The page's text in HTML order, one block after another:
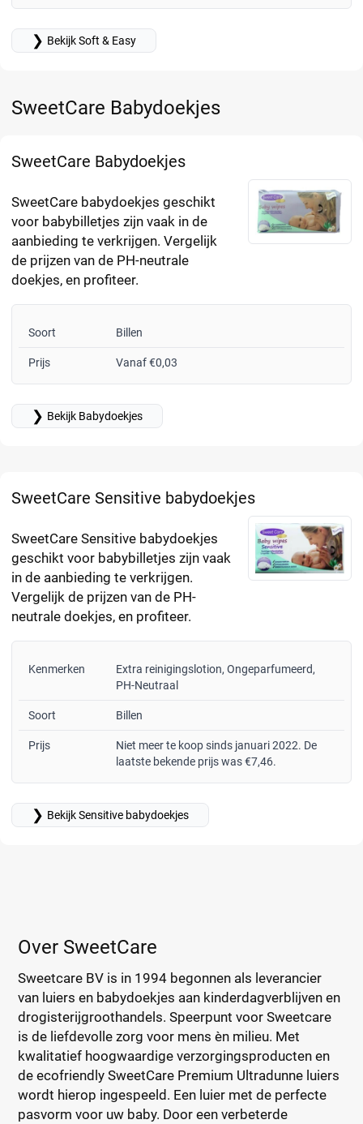
❯ Bekijk Soft & Easy
SweetCare Babydoekjes
SweetCare Babydoekjes
SweetCare babydoekjes geschikt
voor babybilletjes zijn vaak in de
aanbieding te verkrijgen. Vergelijk
de prijzen van de PH-neutrale
doekjes, en profiteer.
Soort Billen
Prijs Vanaf €0,03
❯ Bekijk Babydoekjes
SweetCare Sensitive babydoekjes
SweetCare Sensitive babydoekjes
geschikt voor babybilletjes zijn vaak
in de aanbieding te verkrijgen.
Vergelijk de prijzen van de PH-
neutrale doekjes, en profiteer.
Kenmerken
Extra reinigingslotion, Ongeparfumeerd,
PH-Neutraal
Soort Billen
Prijs
Niet meer te koop sinds januari 2022. De
laatste bekende prijs was €7,46.
❯ Bekijk Sensitive babydoekjes
Over SweetCare
Sweetcare BV is in 1994 begonnen als leverancier
van luiers en babydoekjes aan kinderdagverblijven en
drogisterijgroothandels. Speerpunt voor Sweetcare
is de liefdevolle zorg voor mens èn milieu. Met
kwalitatief hoogwaardige verzorgingsproducten en
de ecofriendly SweetCare Premium Ultradunne luiers
wordt hierop ingespeeld. Een luier met de perfecte
pasvorm voor uw baby. Door een verbeterde